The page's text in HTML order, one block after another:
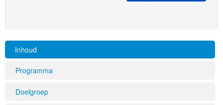
Inhoud
Programma
Doelgroep